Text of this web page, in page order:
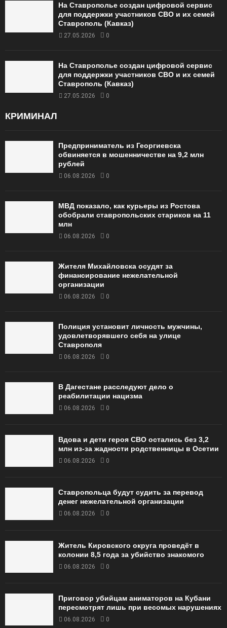
На Ставрополье создан цифровой сервис
для поддержки участников СВО и их семей
Ставрополь (Кавказ)
27.05.2026 0
На Ставрополье создан цифровой сервис
для поддержки участников СВО и их семей
Ставрополь (Кавказ)
27.05.2026 0
КРИМИНАЛ
Предприниматель из Георгиевска
обвиняется в мошенничестве на 9,2 млн
рублей
06.08.2026 0
МВД показало, как курьеры из Ростова
обобрали ставропольских стариков на 11
млн
06.08.2026 0
Жителя Михайловска осудят за
финансирование нежелательной
организации
06.08.2026 0
Полиция установит личность мужчины,
удовлетворявшего себя на улице
Ставрополя
06.08.2026 0
В Дагестане расследуют дело о
реабилитации нацизма
06.08.2026 0
Вдова и дети героя СВО остались без 3,2
млн из-за жадности родственницы в Осетии
06.08.2026 0
Ставропольца будут судить за перевод
денег нежелательной организации
06.08.2026 0
Житель Кировского округа проведёт в
колонии 8,5 года за убийство знакомого
06.08.2026 0
Приговор убийцам аниматоров на Кубани
пересмотрят лишь при весомых нарушениях
06.08.2026 0